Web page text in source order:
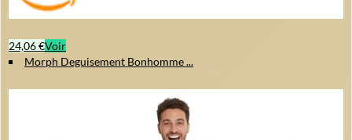
24,06 €Voir
Morph Deguisement Bonhomme ...